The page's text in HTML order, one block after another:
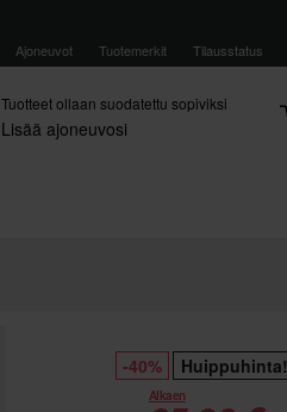
Ajoneuvot Tuotemerkit Tilausstatus
Tuotteet ollaan suodatettu sopiviksi
Lisää ajoneuvosi
-40% Huippuhinta!
Alkaen